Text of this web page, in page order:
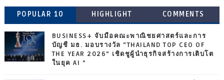
POPULAR 10 HIGHLIGHT COMMENTS
BUSINESS+ จับมือคณะพาณิชยศาสตร์และการ
บัญชี มธ. มอบรางวัล “THAILAND TOP CEO OF
THE YEAR 2026” เชิดชูผู้นำธุรกิจสร้างการเติบโต
ในยุค AI ”